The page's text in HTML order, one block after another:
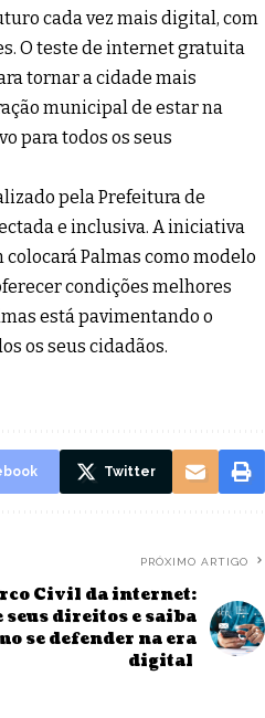
cada vez mais digital, com
O teste de internet gratuita
tornar a cidade mais
municipal de estar na
para todos os seus
pela Prefeitura de
e inclusiva. A iniciativa
Palmas como modelo
condições melhores
está pavimentando o
os seus cidadãos.
Twitter
PRÓXIMO ARTIGO
Civil da internet:
seus direitos e saiba
se defender na era
digital